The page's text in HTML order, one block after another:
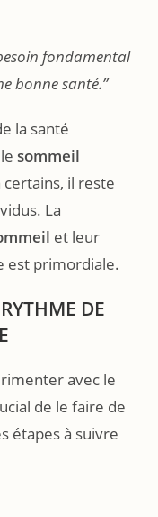
fondamental
bonne santé.”
la santé
lesommeil
il reste
La
et leur
est primordiale.
DE
avec le
de le faire de
étapes à suivre